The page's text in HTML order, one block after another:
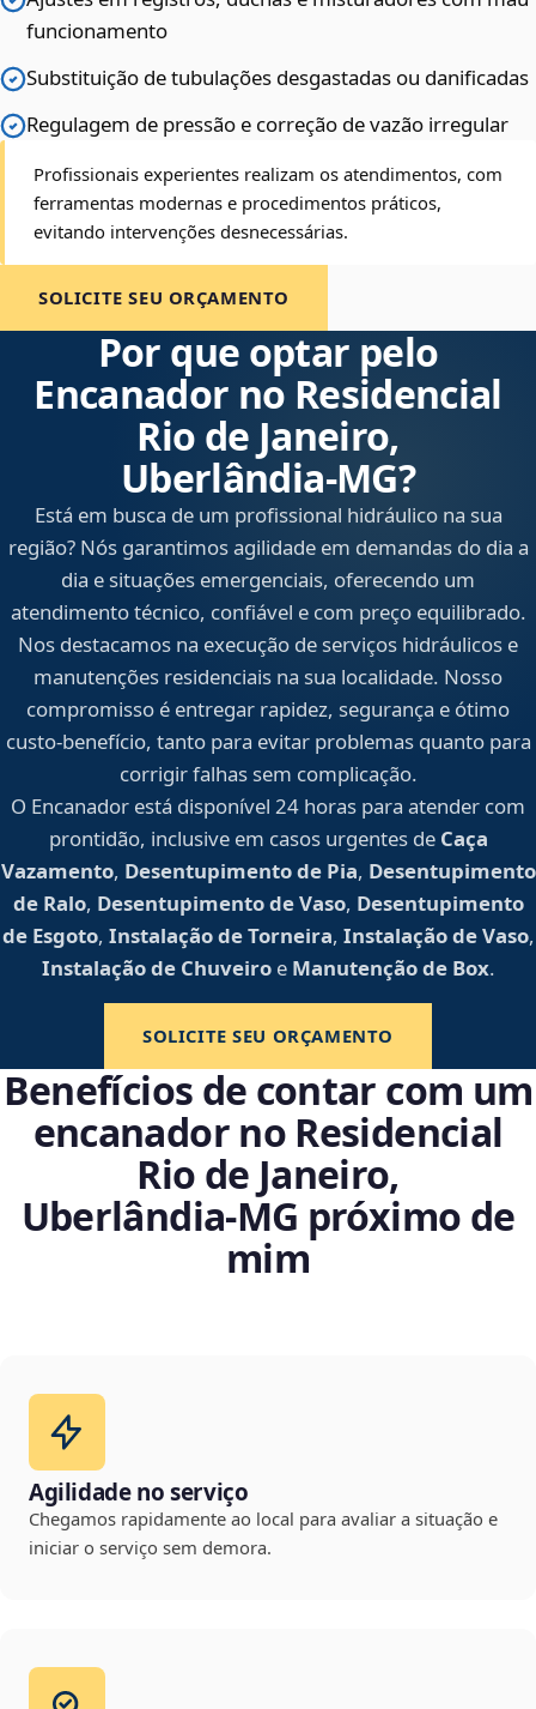
funcionamento
Substituição de tubulações desgastadas ou danificadas
Regulagem de pressão e correção de vazão irregular
Profissionais experientes realizam os atendimentos, com
ferramentas modernas e procedimentos práticos,
evitando intervenções desnecessárias.
SOLICITE SEU ORÇAMENTO
Por que optar pelo
Encanador no Residencial
Rio de Janeiro,
Uberlândia‑MG?
Está em busca de um profissional hidráulico na sua
região? Nós garantimos agilidade em demandas do dia a
dia e situações emergenciais, oferecendo um
atendimento técnico, confiável e com preço equilibrado.
Nos destacamos na execução de serviços hidráulicos e
manutenções residenciais na sua localidade. Nosso
compromisso é entregar rapidez, segurança e ótimo
custo-benefício, tanto para evitar problemas quanto para
corrigir falhas sem complicação.
O Encanador está disponível 24 horas para atender com
prontidão, inclusive em casos urgentes de Caça
Vazamento, Desentupimento de Pia, Desentupimento
de Ralo, Desentupimento de Vaso, Desentupimento
de Esgoto, Instalação de Torneira, Instalação de Vaso,
Instalação de Chuveiroe Manutenção de Box.
SOLICITE SEU ORÇAMENTO
Benefícios de contar com um
encanador no Residencial
Rio de Janeiro,
Uberlândia‑MG próximo de
mim
Agilidade no serviço
Chegamos rapidamente ao local para avaliar a situação e
iniciar o serviço sem demora.